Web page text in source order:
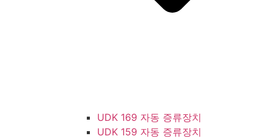
UDK 169 자동 증류장치
UDK 159 자동 증류장치